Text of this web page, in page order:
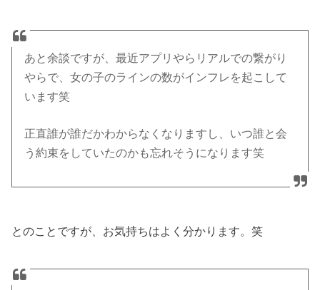
あと余談ですが、最近アプリやらリアルでの繋がり
やらで、女の子のラインの数がインフレを起こして
います笑
正直誰が誰だかわからなくなりますし、いつ誰と会
う約束をしていたのかも忘れそうになります笑
とのことですが、お気持ちはよく分かります。笑